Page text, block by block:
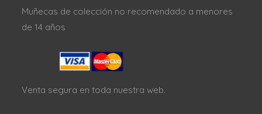
Muñecas de colección no recomendado a menores
de 14 años
Venta segura en toda nuestra web.